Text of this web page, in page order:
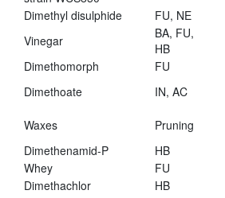
Dimethyl disulphide FU, NE
Vinegar
BA, FU,
HB
Dimethomorph
FU
Dimethoate
IN, AC
Waxes Pruning
Dimethenamid-P
HB
Whey
FU
Dimethachlor
HB